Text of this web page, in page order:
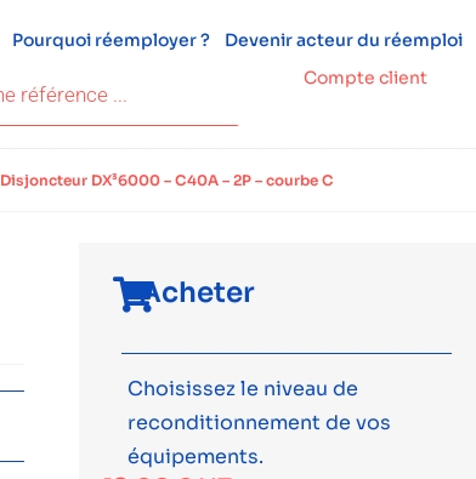
Pourquoi réemployer ? Devenir acteur du réemploi
Compte client
Disjoncteur DX³6000 – C40A – 2P – courbe C
Acheter
Choisissez le niveau de
reconditionnement de vos
équipements.